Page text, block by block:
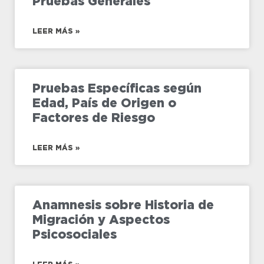
LEER MÁS »
Pruebas Específicas según
Edad, País de Origen o
Factores de Riesgo
LEER MÁS »
Anamnesis sobre Historia de
Migración y Aspectos
Psicosociales